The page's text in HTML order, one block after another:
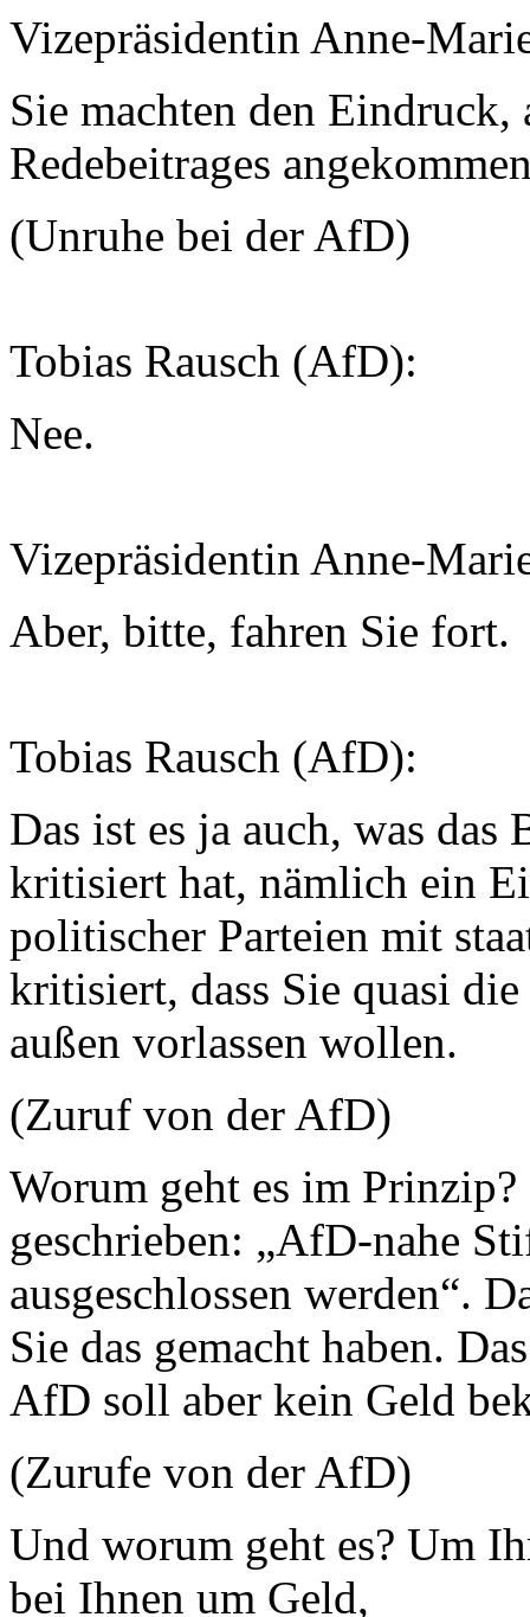
Vizepräsidentin Anne-
Sie machten den Eindruck,
Redebeitrages
(Unruhe bei der AfD)
Tobias Rausch (AfD):
Nee.
Vizepräsidentin Anne-
Aber, bitte, fahren Sie fort.
Tobias Rausch (AfD):
Das ist es ja auch, was das
kritisiert hat, nämlich ein
politischer Parteien mit
kritisiert, dass Sie quasi
außen vorlassen wollen.
(Zuruf von der AfD)
Worum geht es im Prinzip?
geschrieben: „AfD-nahe
ausgeschlossen werden“.
Sie das gemacht haben.
AfD soll aber kein Geld
(Zurufe von der AfD)
Und worum geht es? Um
bei Ihnen um Geld,